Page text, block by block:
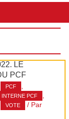
LE
PCF
PCF ,
PCF ,
VOTE
/ Par